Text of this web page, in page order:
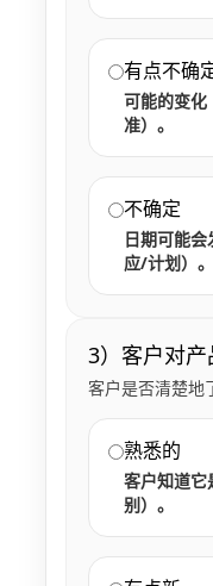
有点不确
可能的变化
准）。
不确定
日期可能
应/计划）。
3）客户对
客户是否清楚地
熟悉的
客户知道
别）。